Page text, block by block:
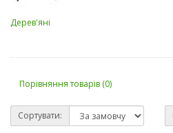
Дерев'яні
Порівняння товарів (0)
Сортувати: